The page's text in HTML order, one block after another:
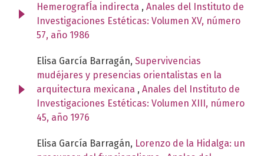
HemerografÍa indirecta , Anales del Instituto de
Investigaciones Estéticas: Volumen XV, número
57, año 1986
Elisa García Barragán, Supervivencias
mudéjares y presencias orientalistas en la
arquitectura mexicana , Anales del Instituto de
Investigaciones Estéticas: Volumen XIII, número
45, año 1976
Elisa García Barragán, Lorenzo de la Hidalga: un